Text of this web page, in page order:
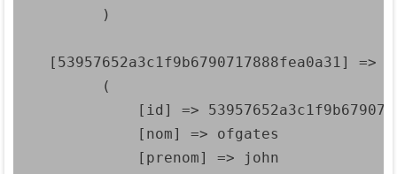
        )
[53957652a3c1f9b6790717888fea0a31] =>
        (
[id] =>
            [nom] => ofgates
            [prenom] => john